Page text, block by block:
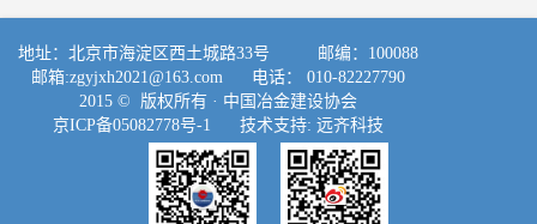
地址：北京市海淀区西土城路33号 邮编：100088
邮箱:zgyjxh2021@163.com 电话： 010-82227790
2015 © 版权所有 · 中国冶金建设协会
京ICP备05082778号-1
技术支持: 远齐科技